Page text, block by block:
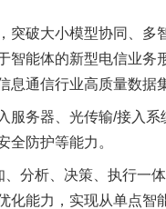
破大小模型协同、多
智能体的新型电信业务
通信行业高质量数据
务器、光传输/接入系
防护等能力。
分析、决策、执行一
化能力，实现从单点智